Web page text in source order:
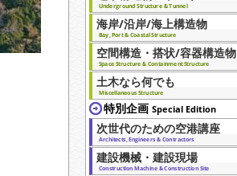
Underground Structure & Tunnel
海岸/沿岸/海上構造物
Bay, Port & Coastal Structure
空間構造・搭状/容器構造物
Space Structure & Containment Structure
土木なら何でも
Miscellaneous Structure
特別企画 Special Edition
次世代のための空港講座
Architects, Engineers & Contractors
建設機械・建設現場
Construction Machine & Construction Site